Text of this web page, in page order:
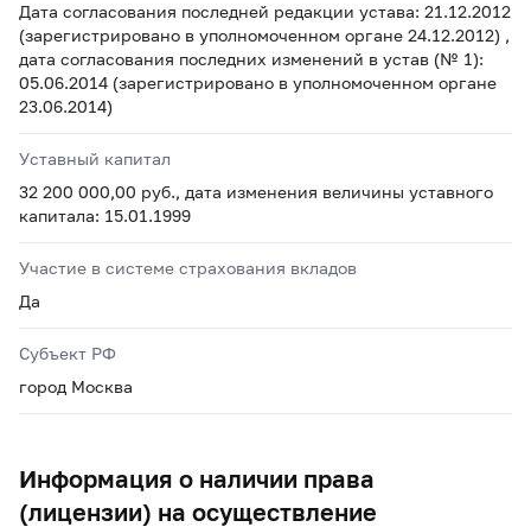
Дата согласования последней редакции устава: 21.12.2012
(зарегистрировано в уполномоченном органе 24.12.2012) ,
дата согласования последних изменений в устав (№ 1):
05.06.2014 (зарегистрировано в уполномоченном органе
23.06.2014)
Уставный капитал
32 200 000,00 руб., дата изменения величины уставного
капитала: 15.01.1999
Участие в системе страхования вкладов
Да
Субъект РФ
город Москва
Информация о наличии права
(лицензии) на осуществление